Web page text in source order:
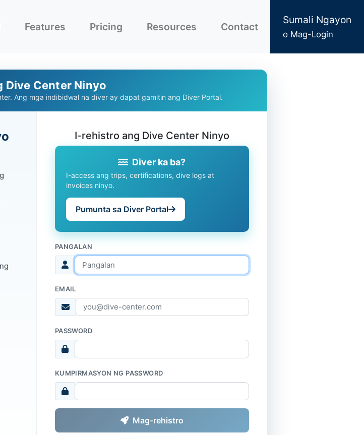
Features Pricing Resources Contact
Sumali Ngayon
o Mag-Login
Dive Center Ninyo
Ang mga indibidwal na diver ay dapat gamitin ang Diver Portal.
I-rehistro ang Dive Center Ninyo
Diver ka ba?
I-access ang trips, certifications, dive logs at
invoices ninyo.
Pumunta sa Diver Portal
PANGALAN
EMAIL
PASSWORD
KUMPIRMASYON NG PASSWORD
Mag-rehistro